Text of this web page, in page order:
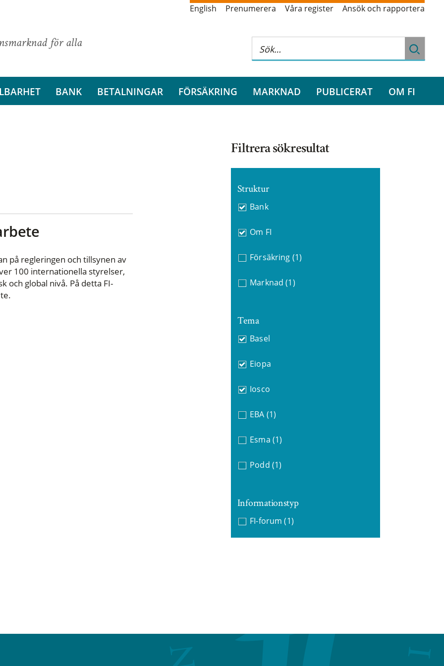
för alla
English Prenumerera Våra register Ansök och rapportera
BANK BETALNINGAR FÖRSÄKRING MARKNAD PUBLICERAT OM FI
på regleringen och tillsynen av
100 internationella styrelser,
och global nivå. På detta FI-
Filtrera sökresultat
Struktur
Bank
Om FI
Försäkring (1)
Marknad (1)
Tema
Basel
Eiopa
Iosco
EBA (1)
Esma (1)
Podd (1)
Informationstyp
FI-forum (1)